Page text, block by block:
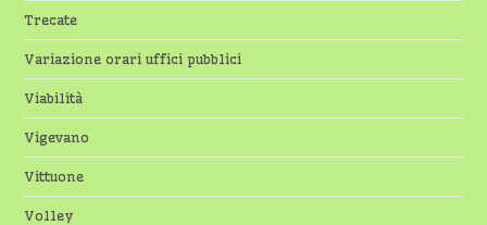
Trecate
Variazione orari uffici pubblici
Viabilità
Vigevano
Vittuone
Volley